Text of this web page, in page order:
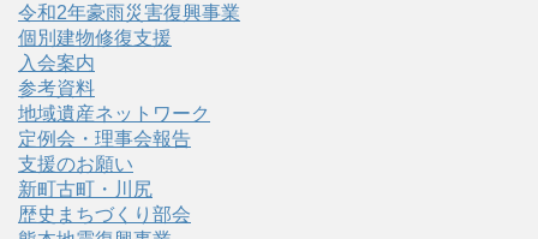
令和2年豪雨災害復興事業
個別建物修復支援
入会案内
参考資料
地域遺産ネットワーク
定例会・理事会報告
支援のお願い
新町古町・川尻
歴史まちづくり部会